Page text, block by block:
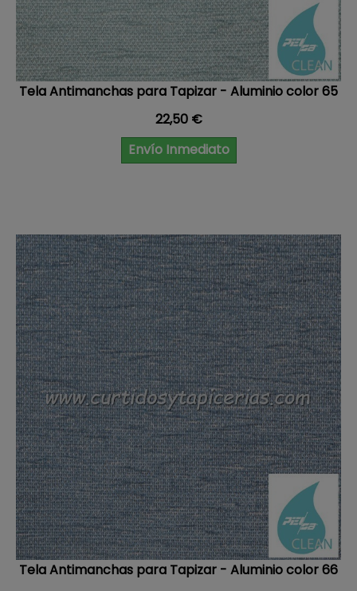
Tela Antimanchas para Tapizar - Aluminio color 65
Precio
22,50 €
Envío Inmediato
Tela Antimanchas para Tapizar - Aluminio color 66